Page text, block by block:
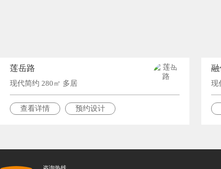
莲岳路
现代简约 280㎡ 多居
查看详情 预约设计
现